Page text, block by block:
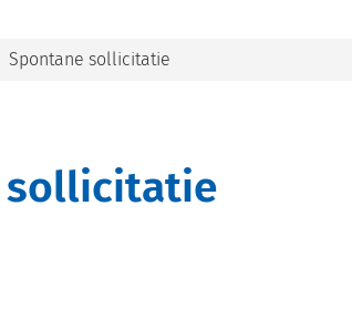
Spontane sollicitatie
sollicitatie